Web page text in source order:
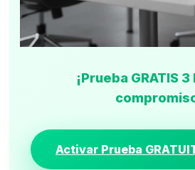
¡Prueba GRATIS
Activar Prueba